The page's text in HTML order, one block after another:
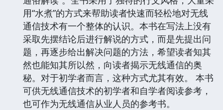
用“水煮”的方式来帮助读者快速而轻松地对无线
通信技术有一个整体的认识。本书在写法上没有
采取先摆结论后进行解说的方式，而是先提出问
题，再逐步给出解决问题的方法，希望读者知其
然也能知其所以然，向读者揭示无线通信的奥
秘。对于初学者而言，这种方式尤其有效。 本书
可供无线通信技术的初学者和自学者阅读参考，
也可作为无线通信从业人员的参考书。